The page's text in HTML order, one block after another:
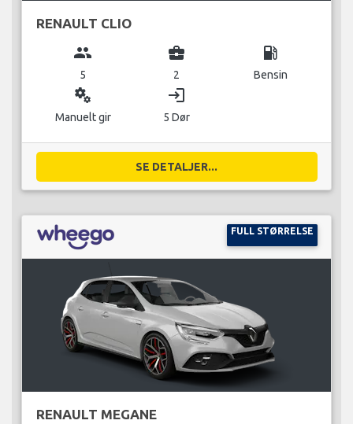
RENAULT CLIO
group
5
business_center
2
local_gas_station
Bensin
miscellaneous_services
Manuelt gir
login
5 Dør
SE DETALJER...
FULL STØRRELSE
RENAULT MEGANE